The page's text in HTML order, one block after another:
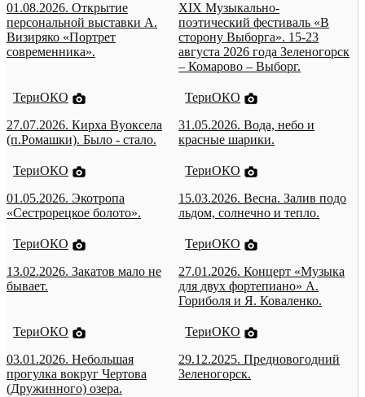
01.08.2026. Открытие
персональной выставки А.
Визиряко «Портрет
современника».
XIX Музыкально-
поэтический фестиваль «В
сторону Выборга». 15-23
августа 2026 года Зеленогорск
– Комарово – Выборг.
ТериОКО
27.07.2026. Кирха Вуоксела
(п.Ромашки). Было - стало.
ТериОКО
31.05.2026. Вода, небо и
красные шарики.
ТериОКО
01.05.2026. Экотропа
«Сестрорецкое болото».
ТериОКО
15.03.2026. Весна. Залив подо
льдом, солнечно и тепло.
ТериОКО
13.02.2026. Закатов мало не
бывает.
ТериОКО
27.01.2026. Концерт «Музыка
для двух фортепиано» А.
Гориболя и Я. Коваленко.
ТериОКО
03.01.2026. Небольшая
прогулка вокруг Чертова
(Дружинного) озера.
ТериОКО
29.12.2025. Предновогодний
Зеленогорск.